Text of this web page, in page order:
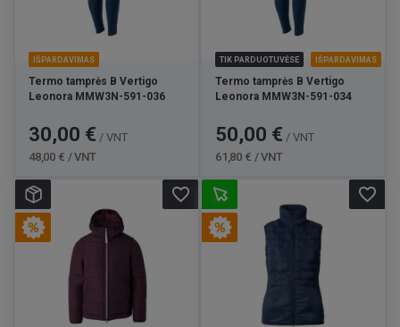
IŠPARDAVIMAS
Termo tamprės B Vertigo
Leonora MMW3N-591-036
Kaina
30,00 € / VNT
48,00 € / VNT
TIK PARDUOTUVĖSE IŠPARDAVIMAS
Termo tamprės B Vertigo
Leonora MMW3N-591-034
Kaina
50,00 € / VNT
61,80 € / VNT
favorite_border favorite_border